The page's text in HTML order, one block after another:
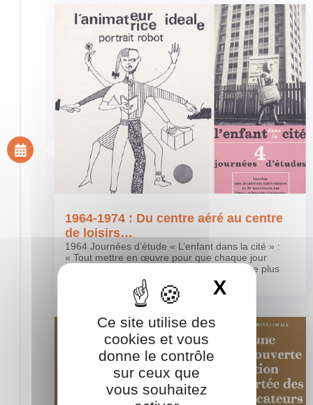
Ce site utilise des
cookies et vous
donne le contrôle
sur ceux que
vous souhaitez
X
1964-1974 : Du centre aéré au centre
de loisirs…
1964 Journées d’étude « L’enfant dans la cité » :
« Tout mettre en œuvre pour que chaque jour
davantage la Cité fasse à l’enfant une place plus
riche et plus radieuse … »